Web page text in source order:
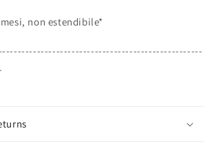
non estendibile*